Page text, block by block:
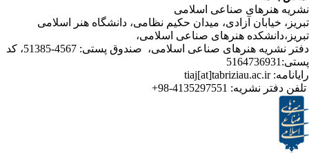
صناعی اسلامی
آزادی، میدان حکیم نظامی، دانشگاه هنر اسلامی
هنرهای صناعی اسلامی،
دفتر نشریه هنرهای صناعی اسلامی، صندوق پستی: 4567-51385، کد
نشریه:4135297551-98+